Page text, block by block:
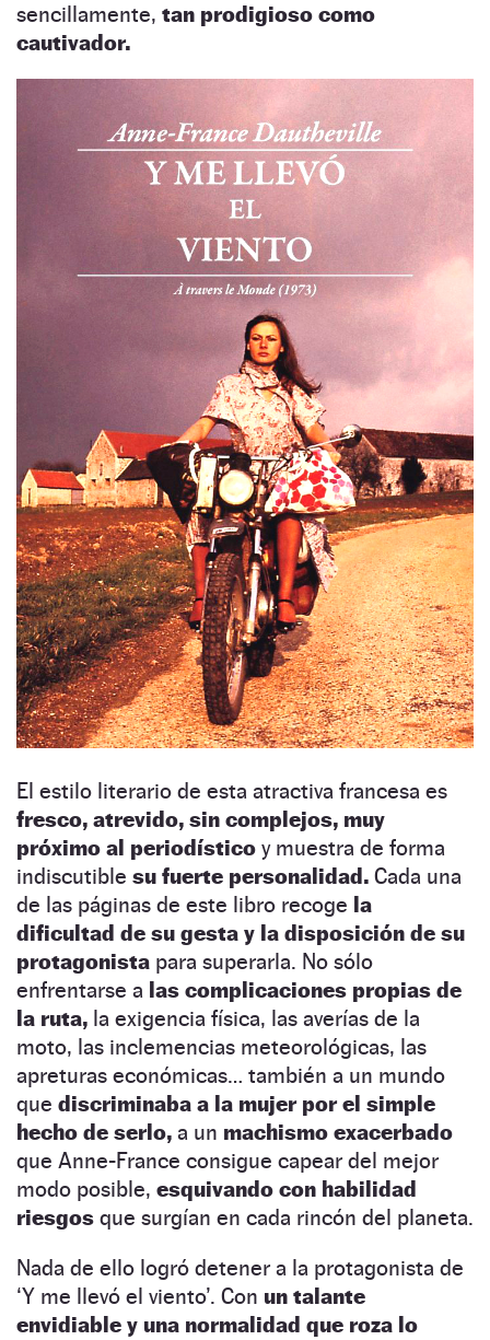
sencillamente, tan prodigioso como
cautivador.
El estilo literario de esta atractiva francesa es
fresco, atrevido, sin complejos, muy
próximo al periodístico y muestra de forma
indiscutible su fuerte personalidad. Cada una
de las páginas de este libro recoge la
dificultad de su gesta y la disposición de su
protagonista para superarla. No sólo
enfrentarse a las complicaciones propias de
la ruta, la exigencia física, las averías de la
moto, las inclemencias meteorológicas, las
apreturas económicas… también a un mundo
que discriminaba a la mujer por el simple
hecho de serlo, a un machismo exacerbado
que Anne-France consigue capear del mejor
modo posible, esquivando con habilidad
riesgos que surgían en cada rincón del planeta.
Nada de ello logró detener a la protagonista de
‘Y me llevó el viento’. Con un talante
envidiable y una normalidad que roza lo